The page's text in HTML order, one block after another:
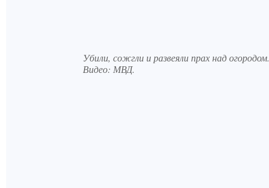
Убили, сожгли и развеяли прах над огородом.
Видео: МВД.